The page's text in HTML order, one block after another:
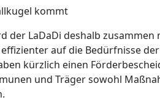
kommt
der LaDaDi deshalb
auf die Bedürfnisse
kürzlich einen
und Träger sowohl